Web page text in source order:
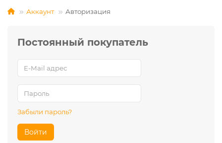
Аккаунт Авторизация
Постоянный покупатель
Забыли пароль?
Войти